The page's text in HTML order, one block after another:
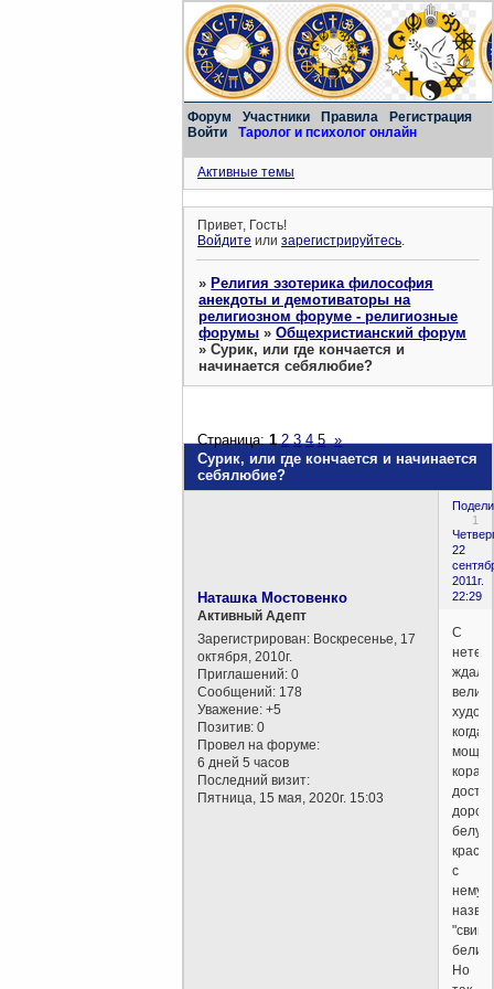
Форум Участники Правила
Регистрация
Войти
Таролог и психолог онлайн
Активные темы
Привет, Гость!
Войдите илизарегистрируйтесь.
»Религия эзотерика философия
анекдоты и демотиваторы на
религиозном форуме - религиозные
форумы »Общехристианский форум
»Сурик, или где кончается и
начинается себялюбие?
Сурик, или где кончается и начинается
себялюбие?
Страница:1 2 3 4 5 »
1
22
2011г.
22:29
Наташка Мостовенко
Активный Адепт
Зарегистрирован: Воскресенье, 17
октября, 2010г.
Приглашений: 0
Сообщений: 178
Уважение: +5
Позитив: 0
Провел на форуме:
6 дней 5 часов
Последний визит:
Пятница, 15 мая, 2020г. 15:03
С
ждал
когда
белую
краску
с
Но